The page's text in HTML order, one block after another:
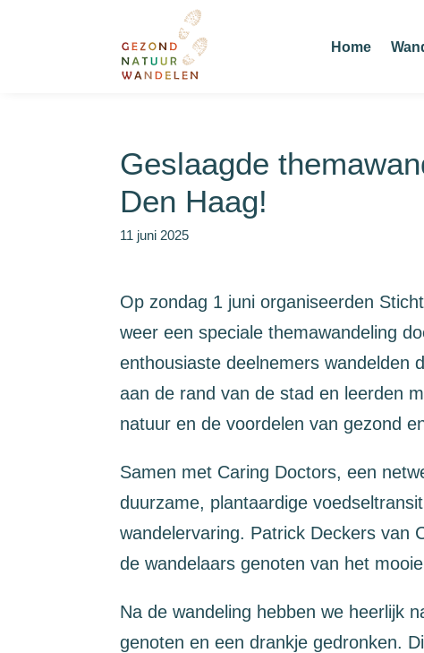
Home
Geslaagde
Den Haag!
11 juni 2025
Op zondag 1 juni organiseerden
weer een speciale themawandeling
enthousiaste deelnemers wandelden
aan de rand van de stad en leerden
natuur en de voordelen van gezond
Samen met Caring Doctors, een
duurzame, plantaardige
wandelervaring. Patrick Deckers van
de wandelaars genoten van het
Na de wandeling hebben we heerlijk
genoten en een drankje gedronken.